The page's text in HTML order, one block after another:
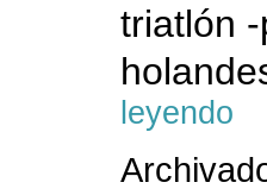
triatlón
leyendo